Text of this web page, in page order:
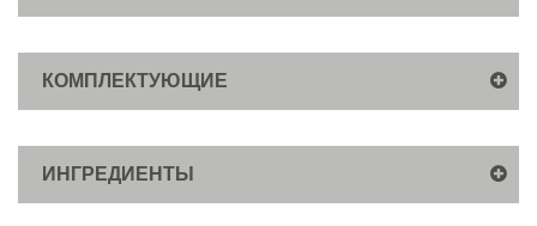
КОМПЛЕКТУЮЩИЕ
ИНГРЕДИЕНТЫ